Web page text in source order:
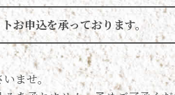
お申込を承っております。
ませ。